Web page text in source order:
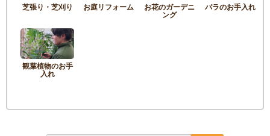
芝張り・芝刈り お庭リフォーム お花のガーデニ
ング
バラのお手入れ
観葉植物のお手
入れ